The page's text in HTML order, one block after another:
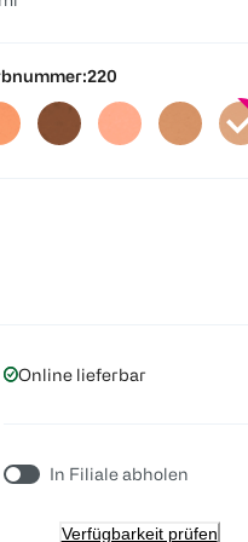
220
Online lieferbar
In Filiale abholen
Verfügbarkeit prüfen